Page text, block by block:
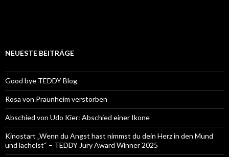
NEUESTE BEITRÄGE
Good bye TEDDY Blog
Rosa von Praunheim verstorben
Abschied von Udo Kier: Abschied einer Ikone
Kinostart „Wenn du Angst hast nimmst du dein Herz in den Mund
und lächelst“ – TEDDY Jury Award Winner 2025